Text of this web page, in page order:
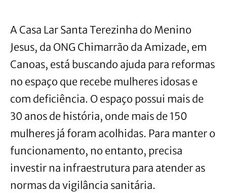
A Casa Lar Santa Terezinha do Menino
Jesus, da ONG Chimarrão da Amizade, em
Canoas, está buscando ajuda para reformas
no espaço que recebe mulheres idosas e
com deficiência. O espaço possui mais de
30 anos de história, onde mais de 150
mulheres já foram acolhidas. Para manter o
funcionamento, no entanto, precisa
investir na infraestrutura para atender as
normas da vigilância sanitária.